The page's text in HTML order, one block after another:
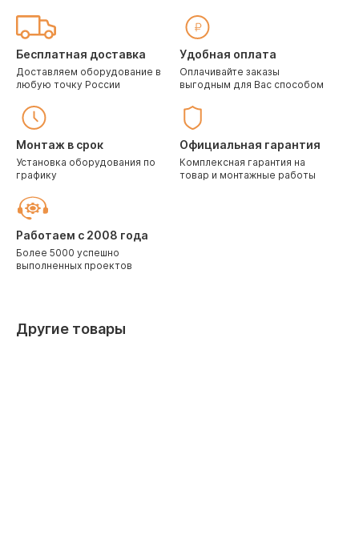
Бесплатная доставка
Доставляем оборудование в
любую точку России
Удобная оплата
Оплачивайте заказы
выгодным для Вас способом
Монтаж в срок
Установка оборудования по
графику
Официальная гарантия
Комплексная гарантия на
товар и монтажные работы
Работаем с 2008 года
Более 5000 успешно
выполненных проектов
Другие товары